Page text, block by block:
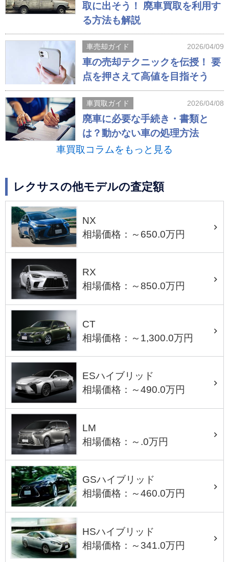
取に出そう！ 廃車買取を利用す
る方法も解説
車売却ガイド 2026/04/09
車の売却テクニックを伝授！ 要
点を押さえて高値を目指そう
車買取ガイド 2026/04/08
廃車に必要な手続き・書類と
は？動かない車の処理方法
車買取コラムをもっと見る
レクサスの他モデルの査定額
NX
相場価格：～650.0万円
RX
相場価格：～850.0万円
CT
相場価格：～1,300.0万円
ESハイブリッド
相場価格：～490.0万円
LM
相場価格：～.0万円
GSハイブリッド
相場価格：～460.0万円
HSハイブリッド
相場価格：～341.0万円